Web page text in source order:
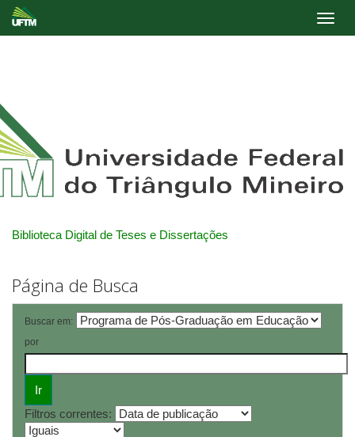
Biblioteca Digital de Teses e Dissertações
Página de Busca
Buscar em:
por
Filtros correntes: